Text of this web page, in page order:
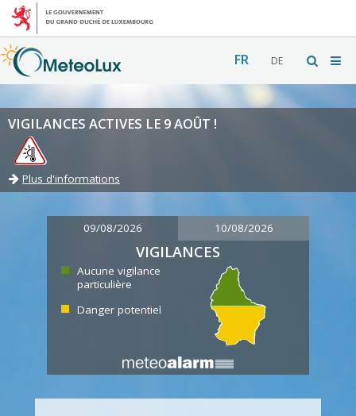
FR DE
VIGILANCES ACTIVES LE 9 AOÛT !
Plus d'informations
09/08/2026 10/08/2026
VIGILANCES
Aucune vigilance
particulière
Danger potentiel